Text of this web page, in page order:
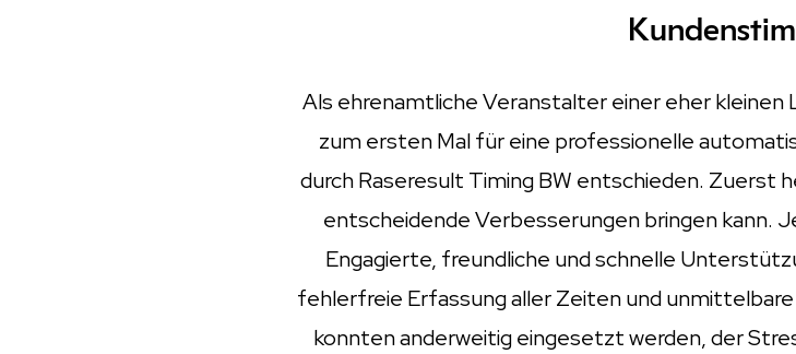
Als ehrenamtliche Veranstalter einer eher
zum ersten Mal für eine professionelle
durch Raseresult Timing BW entschieden. Zuerst
entscheidende Verbesserungen bringen kann.
Engagierte, freundliche und schnelle
fehlerfreie Erfassung aller Zeiten und
konnten anderweitig eingesetzt werden, der